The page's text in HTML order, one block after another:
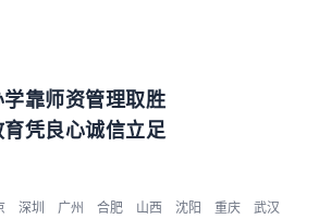
学靠师资管理取胜
育凭良心诚信立足
深圳 广州 合肥 山西 沈阳 重庆
武汉